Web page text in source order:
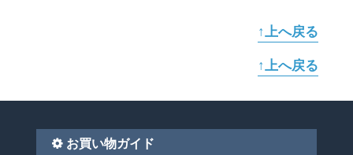
↑上へ戻る
↑上へ戻る
お買い物ガイド